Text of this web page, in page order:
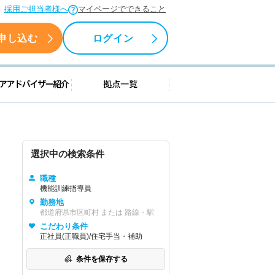
採用ご担当者様へ マイページでできること
し込む ログイン
情報 キャリアアドバイザー紹介 拠点一覧
選択中の検索条件
職種
機能訓練指導員
勤務地
都道府県市区町村 または 路線・駅
こだわり条件
正社員(正職員)/住宅手当・補助
条件を保存する